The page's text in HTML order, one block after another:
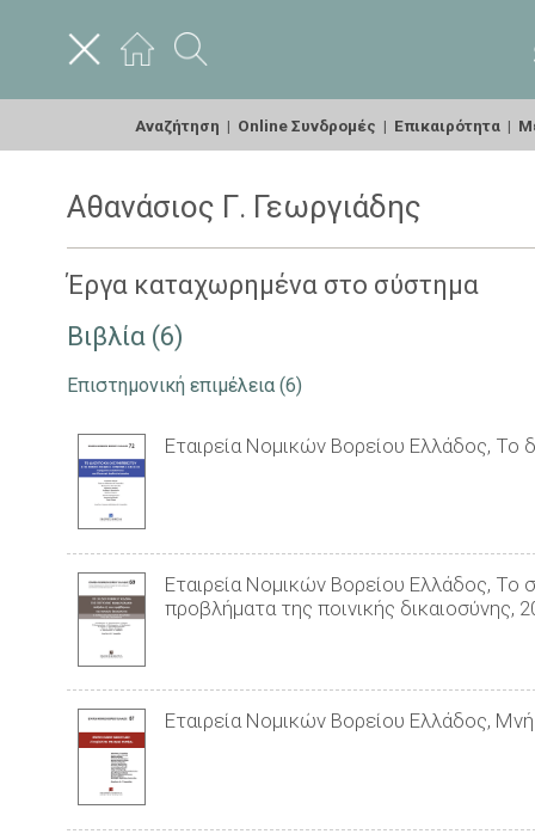
Αναζήτηση | Online Συνδρομές | Επικαιρότητα |
Αθανάσιος Γ. Γεωργιάδης
Έργα καταχωρημένα στο σύστημα
Βιβλία (6)
Επιστημονική επιμέλεια (6)
Εταιρεία Νομικών Βορείου Ελλάδος, Το
Εταιρεία Νομικών Βορείου Ελλάδος,
προβλήματα της ποινικής δικαιοσύνης,
Εταιρεία Νομικών Βορείου Ελλάδος,